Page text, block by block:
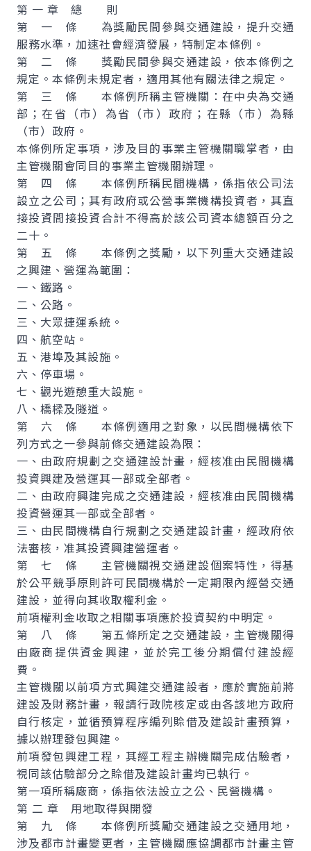
第 一 章 總 則
第 一 條 為獎勵民間參與交通建設，提升交通
服務水準，加速社會經濟發展，特制定本條例。
第 二 條 獎勵民間參與交通建設，依本條例之
規定。本條例未規定者，適用其他有關法律之規定。
第 三 條 本條例所稱主管機關：在中央為交通
部；在省（市）為省（市）政府；在縣（市）為縣
（市）政府。
本條例所定事項，涉及目的事業主管機關職掌者，由
主管機關會同目的事業主管機關辦理。
第 四 條 本條例所稱民間機構，係指依公司法
設立之公司；其有政府或公營事業機構投資者，其直
接投資間接投資合計不得高於該公司資本總額百分之
二十。
第 五 條 本條例之獎勵，以下列重大交通建設
之興建、營運為範圍：
一、鐵路。
二、公路。
三、大眾捷運系統。
四、航空站。
五、港埠及其設施。
六、停車場。
七、觀光遊憩重大設施。
八、橋樑及隧道。
第 六 條 本條例適用之對象，以民間機構依下
列方式之一參與前條交通建設為限：
一、由政府規劃之交通建設計畫，經核准由民間機構
投資興建及營運其一部或全部者。
二、由政府興建完成之交通建設，經核准由民間機構
投資營運其一部或全部者。
三、由民間機構自行規劃之交通建設計畫，經政府依
法審核，准其投資興建營運者。
第 七 條 主管機關視交通建設個案特性，得基
於公平競爭原則許可民間機構於一定期限內經營交通
建設，並得向其收取權利金。
前項權利金收取之相關事項應於投資契約中明定。
第 八 條 第五條所定之交通建設，主管機關得
由廠商提供資金興建，並於完工後分期償付建設經
費。
主管機關以前項方式興建交通建設者，應於實施前將
建設及財務計畫，報請行政院核定或由各該地方政府
自行核定，並循預算程序編列賒借及建設計畫預算，
據以辦理發包興建。
前項發包興建工程，其經工程主辦機關完成估驗者，
視同該估驗部分之賒借及建設計畫均已執行。
第一項所稱廠商，係指依法設立之公、民營機構。
第 二 章 用地取得與開發
第 九 條 本條例所獎勵交通建設之交通用地，
涉及都市計畫變更者，主管機關應協調都市計畫主管